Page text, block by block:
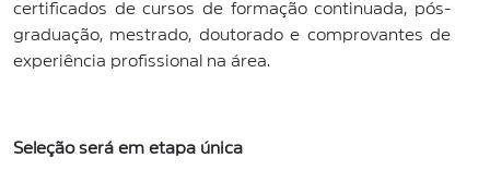
certificados de cursos de formação continuada, pós-
graduação, mestrado, doutorado e comprovantes de
experiência profissional na área.
Seleção será em etapa única